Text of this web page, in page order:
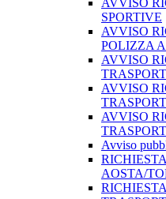
AVVISO
SPORTIVE
AVVISO
POLIZZA
AVVISO
AVVISO
AVVISO
Avviso
AOSTA/